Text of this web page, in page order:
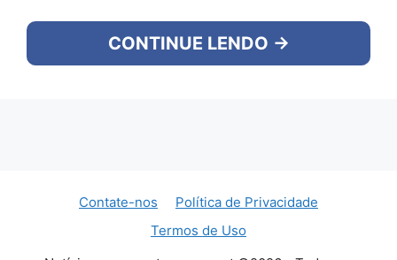
CONTINUE LENDO →
Contate-nos
Política de Privacidade
Termos de Uso